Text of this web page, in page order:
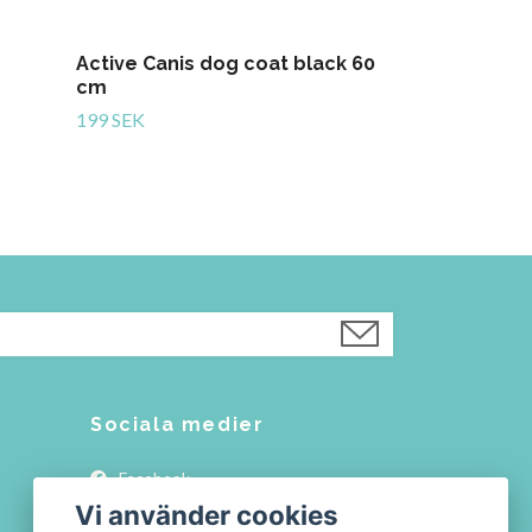
Active Canis dog coat black 60
cm
199 SEK
Sociala medier
Facebook
Instagram
Vi använder cookies